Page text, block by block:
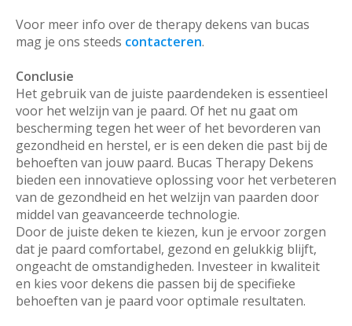
Voor meer info over de therapy dekens van bucas
mag je ons steeds contacteren.
Conclusie
Het gebruik van de juiste paardendeken is essentieel
voor het welzijn van je paard. Of het nu gaat om
bescherming tegen het weer of het bevorderen van
gezondheid en herstel, er is een deken die past bij de
behoeften van jouw paard. Bucas Therapy Dekens
bieden een innovatieve oplossing voor het verbeteren
van de gezondheid en het welzijn van paarden door
middel van geavanceerde technologie.
Door de juiste deken te kiezen, kun je ervoor zorgen
dat je paard comfortabel, gezond en gelukkig blijft,
ongeacht de omstandigheden. Investeer in kwaliteit
en kies voor dekens die passen bij de specifieke
behoeften van je paard voor optimale resultaten.